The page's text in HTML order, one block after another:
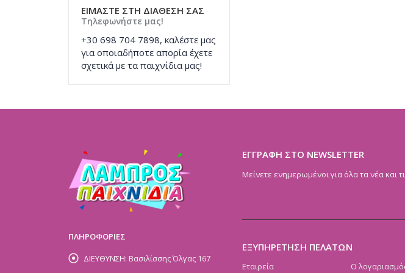
ΕΙΜΑΣΤΕ ΣΤΗ ΔΙΑΘΕΣΗ ΣΑΣ
Τηλεφωνήστε μας!
+30 698 704 7898, καλέστε μας
για οποιαδήποτε απορία έχετε
σχετικά με τα παιχνίδια μας!
ΠΛΗΡΟΦΟΡΙΕΣ
ΔΙΕΥΘΥΝΣΗ: Βασιλίσσης Όλγας 167
ΕΓΓΡΑΦΗ ΣΤΟ NEWSLETTER
Μείνετε ενημερωμένοι για όλα τα νέα και
ΕΞΥΠΗΡΕΤΗΣΗ ΠΕΛΑΤΩΝ
Εταιρεία Ο